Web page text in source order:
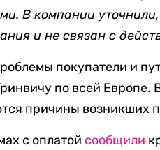
В компании
и не связан с
покупатели и
по всей Европе.
причины возникших
с оплатой сообщили